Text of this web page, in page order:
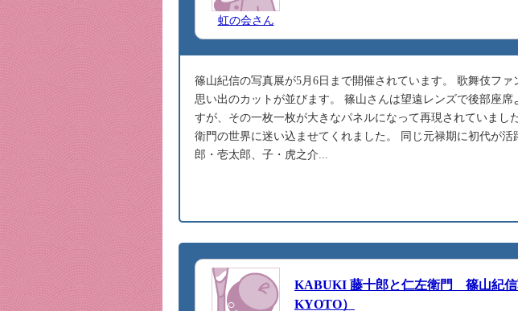
虹の会さん
篠山紀信の写真展が5月6日まで開催されています。 歌舞伎フ
思い出のカットが並びます。 篠山さんは望遠レンズで後部座
すが、その一枚一枚が大きなパネルになって再現されていまし
衛門の世界に迷い込ませてくれました。 同じ元禄期に初代が
郎・壱太郎、子・虎之介...
KABUKI 藤十郎と仁左衛門 篠山紀信
KYOTO）